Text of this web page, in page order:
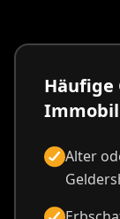
Häufige
Alter